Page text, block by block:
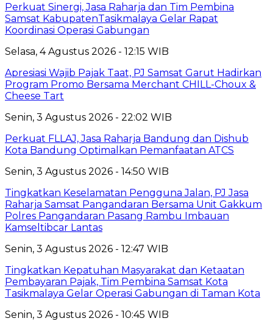
Perkuat Sinergi, Jasa Raharja dan Tim Pembina
Samsat KabupatenTasikmalaya Gelar Rapat
Koordinasi Operasi Gabungan
Selasa, 4 Agustus 2026 - 12:15 WIB
Apresiasi Wajib Pajak Taat, PJ Samsat Garut Hadirkan
Program Promo Bersama Merchant CHILL-Choux &
Cheese Tart
Senin, 3 Agustus 2026 - 22:02 WIB
Perkuat FLLAJ, Jasa Raharja Bandung dan Dishub
Kota Bandung Optimalkan Pemanfaatan ATCS
Senin, 3 Agustus 2026 - 14:50 WIB
Tingkatkan Keselamatan Pengguna Jalan, PJ Jasa
Raharja Samsat Pangandaran Bersama Unit Gakkum
Polres Pangandaran Pasang Rambu Imbauan
Kamseltibcar Lantas
Senin, 3 Agustus 2026 - 12:47 WIB
Tingkatkan Kepatuhan Masyarakat dan Ketaatan
Pembayaran Pajak, Tim Pembina Samsat Kota
Tasikmalaya Gelar Operasi Gabungan di Taman Kota
Senin, 3 Agustus 2026 - 10:45 WIB